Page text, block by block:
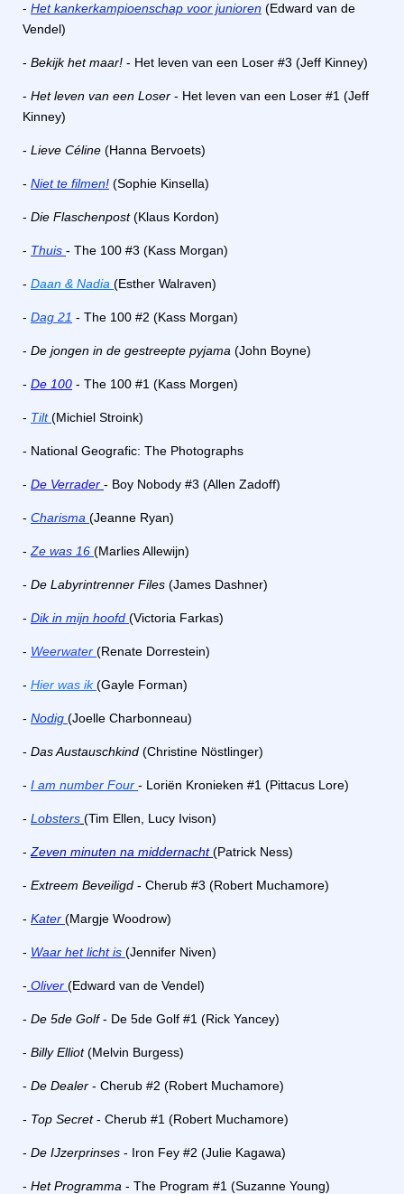
- Het kankerkampioenschap voor junioren (Edward van de
Vendel)
- Bekijk het maar! - Het leven van een Loser #3 (Jeff Kinney)
- Het leven van een Loser - Het leven van een Loser #1 (Jeff
Kinney)
- Lieve Céline (Hanna Bervoets)
- Niet te filmen! (Sophie Kinsella)
- Die Flaschenpost(Klaus Kordon)
- Thuis - The 100 #3 (Kass Morgan)
- Daan & Nadia (Esther Walraven)
- Dag 21 - The 100 #2 (Kass Morgan)
- De jongen in de gestreepte pyjama (John Boyne)
- De 100 - The 100 #1 (Kass Morgen)
- Tilt (Michiel Stroink)
- National Geografic: The Photographs
- De Verrader - Boy Nobody #3 (Allen Zadoff)
- Charisma (Jeanne Ryan)
- Ze was 16 (Marlies Allewijn)
- De Labyrintrenner Files (James Dashner)
- Dik in mijn hoofd (Victoria Farkas)
- Weerwater (Renate Dorrestein)
- Hier was ik (Gayle Forman)
- Nodig (Joelle Charbonneau)
- Das Austauschkind (Christine Nöstlinger)
- I am number Four - Loriën Kronieken #1 (Pittacus Lore)
- Lobsters (Tim Ellen, Lucy Ivison)
- Zeven minuten na middernacht (Patrick Ness)
- Extreem Beveiligd - Cherub #3 (Robert Muchamore)
- Kater (Margje Woodrow)
- Waar het licht is (Jennifer Niven)
- Oliver (Edward van de Vendel)
- De 5de Golf- De 5de Golf #1 (Rick Yancey)
- Billy Elliot(Melvin Burgess)
- De Dealer - Cherub #2 (Robert Muchamore)
- Top Secret- Cherub #1 (Robert Muchamore)
- De IJzerprinses - Iron Fey #2 (Julie Kagawa)
- Het Programma - The Program #1 (Suzanne Young)